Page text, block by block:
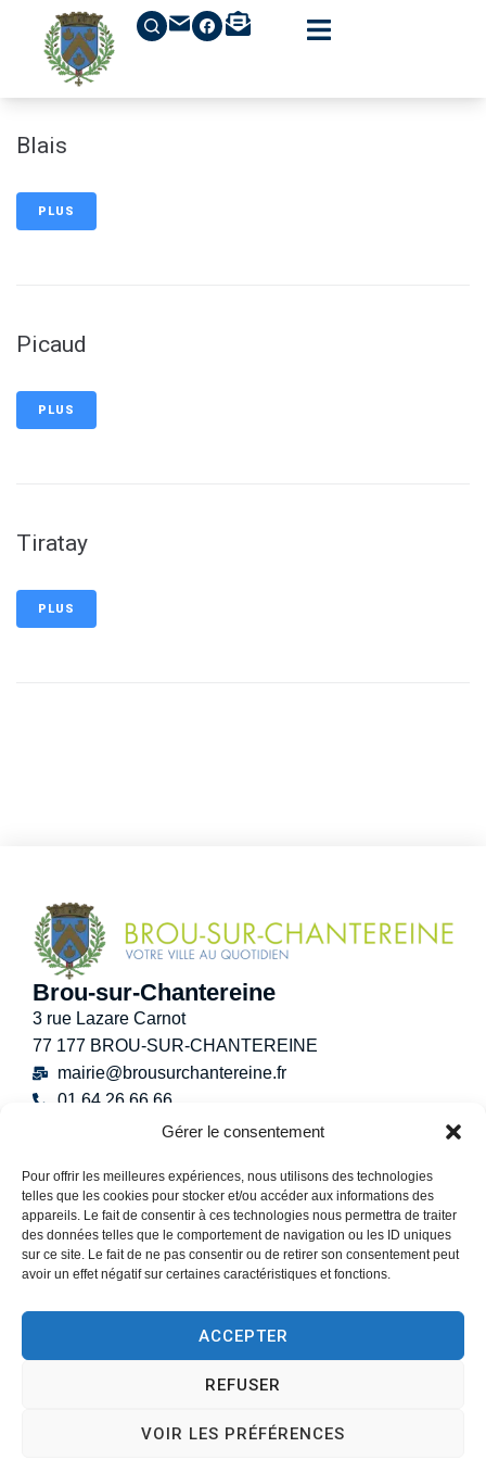
Gérer le consentement
Pour offrir les meilleures expériences, nous utilisons des technologies
telles que les cookies pour stocker et/ou accéder aux informations des
appareils. Le fait de consentir à ces technologies nous permettra de traiter
des données telles que le comportement de navigation ou les ID uniques
sur ce site. Le fait de ne pas consentir ou de retirer son consentement peut
avoir un effet négatif sur certaines caractéristiques et fonctions.
ACCEPTER
REFUSER
VOIR LES PRÉFÉRENCES
principal
Blais
PLUS
Picaud
PLUS
Tiratay
PLUS
Brou-sur-Chantereine
3 rue Lazare Carnot
77 177 BROU-SUR-CHANTEREINE
mairie@brousurchantereine.fr
01 64 26 66 66
Lundi :8h30 – 12h
Mardi :8h30 – 12h / 13h30 – 17h30
Mercredi :8h30 -12h30
Jeudi : 8h30 – 12h / 13h30 – 18h30
13h30 – 17h30
Samedi :9h00 – 12h
(Permanence État-Civil uniquement)
Plan du siteDonnées personnelles